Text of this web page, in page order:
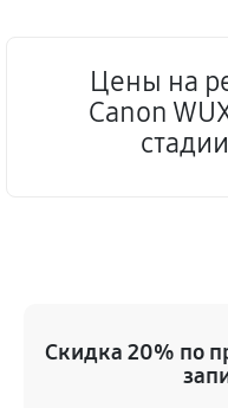
Цены на
Canon
Скидка 20% по